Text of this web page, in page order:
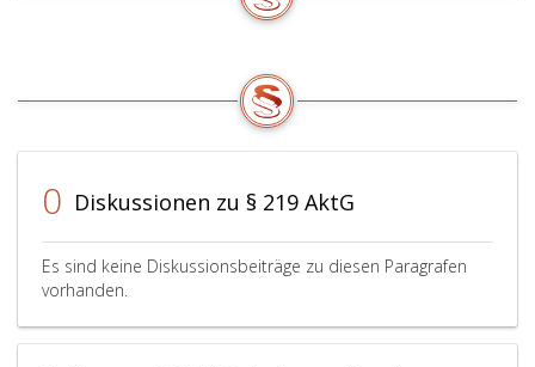
0 Diskussionen zu § 219 AktG
Es sind keine Diskussionsbeiträge zu diesen Paragrafen
vorhanden.